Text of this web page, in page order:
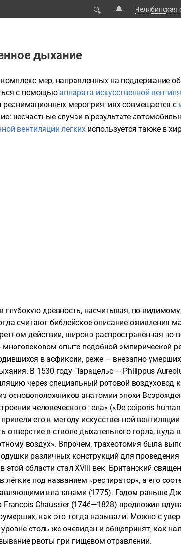
🔍 🔔 Челябинская
дыхание
мер, направленных на поддержание
с помощью аппарата искусственной
реанимационных мероприятиях совмещается с
несчастные случаи в результате
вентиляции легких используется также в
древность, насчитывая, по-
считают библейское описание оживления
действии, широко распространённая во
многовековом опыте подобной эмпирической
в асфиксии, реже — внезапно
В 1530 году Парацельс — Philippus
через специальный ротовой
основоположников анатомии эпохи
человеческого тела» («De coiporis
его к методу искусственной
в стволе дыхательного горла, куда
воздух». Впрочем, трахеотомия была
различных конструкций для
области стал XVIII век. Британский
лёгкие под названием «респиратор», а его
клапанами (1775). Годом раньше
Francois Chaussier(1746—1828) предложил
как это тогда называли. Можно с
столь же очевиден и общепринят, как
рвоты при пищевом отравлении.